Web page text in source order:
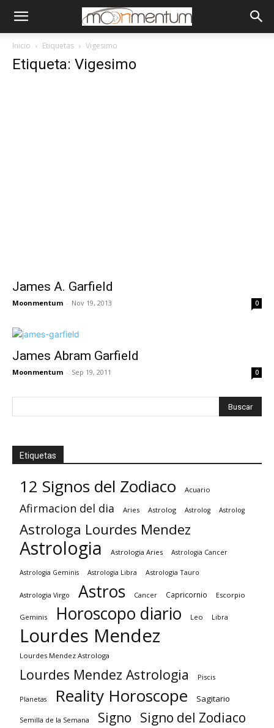
Inicio Etiquetas Vigesimo
Etiqueta: Vigesimo
James A. Garfield
Moonmentum - Nov 19, 2013 0
James Abram Garfield
Moonmentum - Sep 19, 2011 0
Etiquetas
12 Signos del Zodiaco Acuario
Afirmacion del dia Aries Astrolog Astrolog Astrolog
Astrologa Lourdes Mendez
Astrologia Astrologia Aries Astrologia Cancer
Astrologia Geminis Astrologia Libra Astrologia Tauro
Astrologia Virgo Astros Cancer Capricornio Escorpio
Geminis Horoscopo diario Leo Libra
Lourdes Mendez
Lourdes Mendez Astrologa
Lourdes Mendez Astrologia Piscis
Planetas Reality Horoscope Sagitario
Semilla de la Semana Signo Signo del Zodiaco